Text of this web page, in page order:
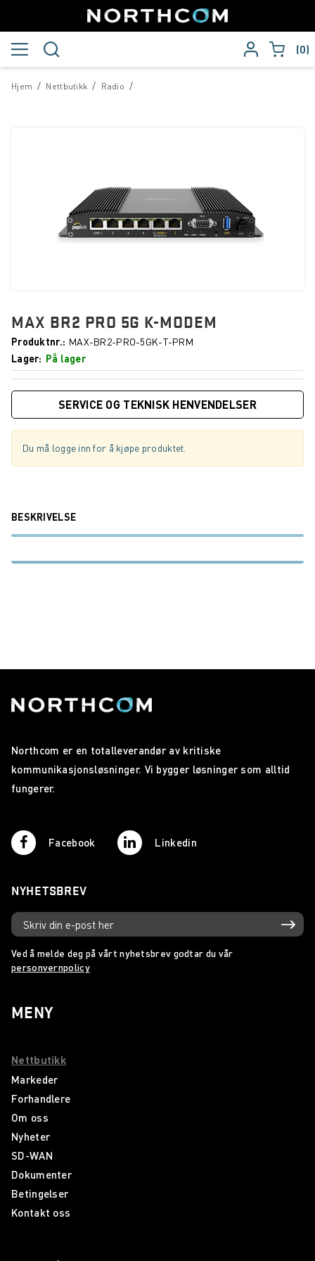
0
/
Hjem /
Nettbutikk /
Radio
MAX BR2 PRO 5G K-MODEM
Produktnr.
MAX-BR2-PRO-5GK-T-PRM
Lager
På lager
SERVICE OG TEKNISK HENVENDELSER
Du må logge inn for å kjøpe produktet.
BESKRIVELSE
Northcom er en totalleverandør av kritiske
kommunikasjonsløsninger. Vi bygger løsninger som alltid
fungerer.
Facebook Linkedin
NYHETSBREV
Ved å melde deg på vårt nyhetsbrev godtar du vår
personvernpolicy
MENY
Nettbutikk
Markeder
Forhandlere
Om oss
Nyheter
SD-WAN
Dokumenter
Betingelser
Kontakt oss